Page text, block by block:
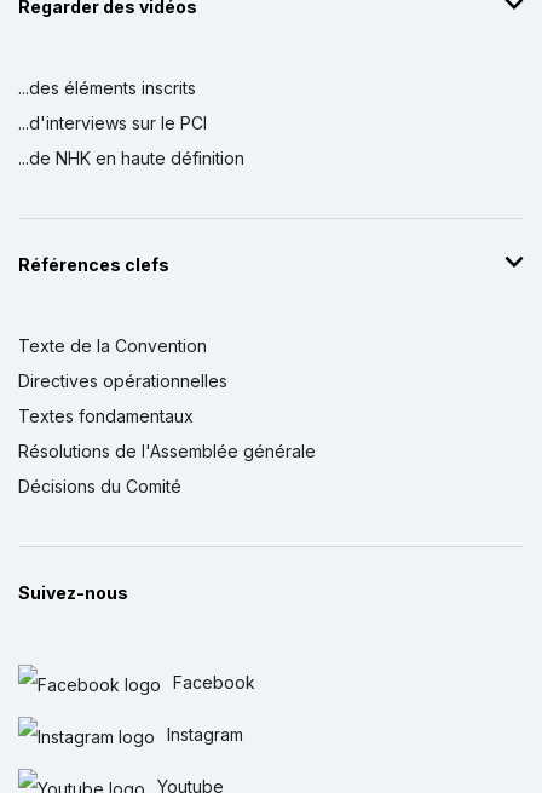
Regarder des vidéos
...des éléments inscrits
...d'interviews sur le PCI
...de NHK en haute définition
Références clefs
Texte de la Convention
Directives opérationnelles
Textes fondamentaux
Résolutions de l'Assemblée générale
Décisions du Comité
Suivez-nous
Facebook
Instagram
Youtube